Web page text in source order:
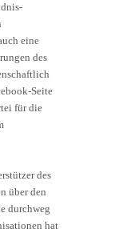
eine
des
Seite
für die
des
über den
durchweg
hat